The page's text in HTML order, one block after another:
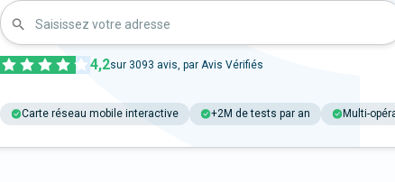
Saisissez votre adresse
4,2sur 3093 avis, par Avis Vérifiés
Carte réseau mobile interactive +2M de tests par an Multi-